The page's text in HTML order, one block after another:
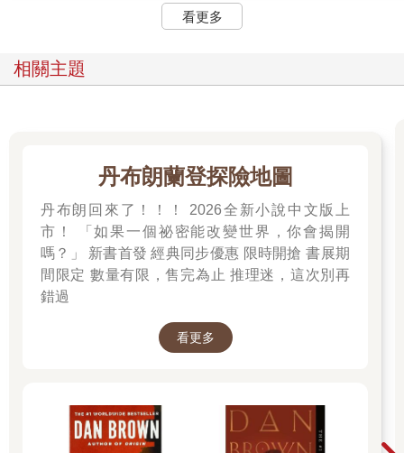
看更多
相關主題
丹布朗蘭登探險地圖
丹布朗回來了！！！ 2026全新小說中文版上
市！ 「如果一個祕密能改變世界，你會揭開
嗎？」 新書首發 經典同步優惠 限時開搶 書展期
間限定 數量有限，售完為止 推理迷，這次別再
錯過
看更多